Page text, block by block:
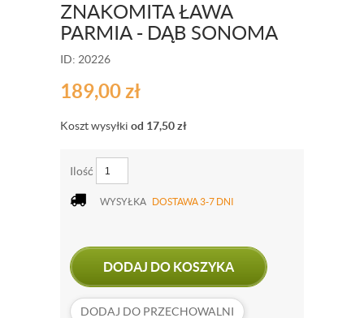
ZNAKOMITA ŁAWA
PARMIA - DĄB SONOMA
ID: 20226
189,00zł
Koszt wysyłki od 17,50zł
Ilość
WYSYŁKA DOSTAWA 3-7 DNI
DODAJ DO KOSZYKA
DODAJ DO PRZECHOWALNI